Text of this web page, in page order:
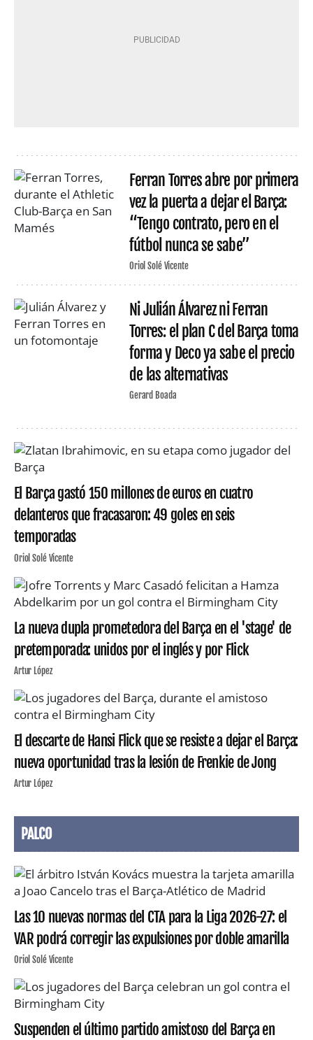
Ferran Torres abre por primera
vez la puerta a dejar el Barça:
“Tengo contrato, pero en el
fútbol nunca se sabe”
Oriol Solé Vicente
Ni Julián Álvarez ni Ferran
Torres: el plan C del Barça toma
forma y Deco ya sabe el precio
de las alternativas
Gerard Boada
El Barça gastó 150 millones de euros en cuatro
delanteros que fracasaron: 49 goles en seis
temporadas
Oriol Solé Vicente
La nueva dupla prometedora del Barça en el 'stage' de
pretemporada: unidos por el inglés y por Flick
Artur López
El descarte de Hansi Flick que se resiste a dejar el Barça:
nueva oportunidad tras la lesión de Frenkie de Jong
Artur López
PALCO
Las 10 nuevas normas del CTA para la Liga 2026-27: el
VAR podrá corregir las expulsiones por doble amarilla
Oriol Solé Vicente
Suspenden el último partido amistoso del Barça en